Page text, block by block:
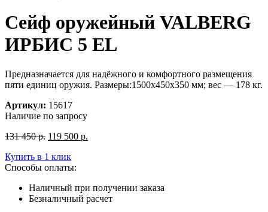
Сейф оружейный VALBERG
ИРБИС 5 EL
Предназначается для надёжного и комфортного размещения
пяти единиц оружия. Размеры:1500x450x350 мм; вес — 178 кг.
Артикул: 15617
Наличие по запросу
131 450р. Первоначальная
составляла
131
р..
119 500 р.
Купить в 1 клик
Способы оплаты:
Наличный при получении заказа
Безналичный расчет